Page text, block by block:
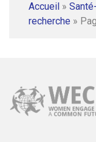
Accueil »
recherche »